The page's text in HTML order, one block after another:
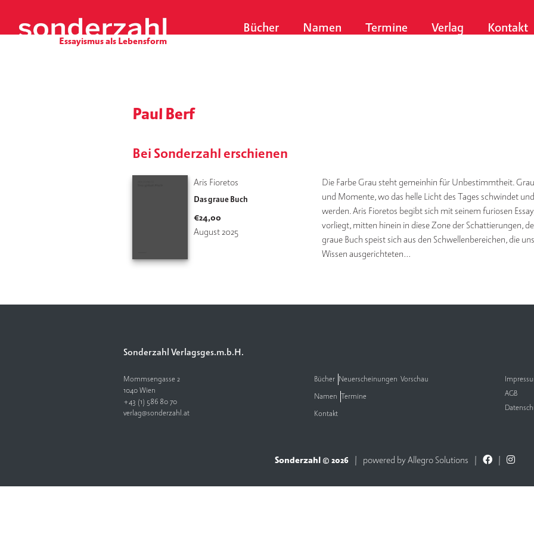
i
Bücher Namen Termine Verlag Kontakt
Paul Berf
Bei Sonderzahl erschienen
Aris Fioretos
Das graue Buch
€24,00
August 2025
Die Farbe Grau steht gemeinhin für Unbestimmtheit.
und Momente, wo das helle Licht des Tages schwindet
werden. Aris Fioretos begibt sich mit seinem furiosen
vorliegt, mitten hinein in diese Zone der Schattierungen,
graue Buch speist sich aus den Schwellenbereichen, die
Wissen ausgerichteten…
Sonderzahl Verlagsges.m.b.H.
Mommsengasse 2
1040 Wien
+43 (1) 586 80 70
verlag@sonderzahl.at
Bücher Neuerscheinungen Vorschau
Namen Termine
Kontakt
AGB
Sonderzahl © 2026 powered byAllegro Solutions